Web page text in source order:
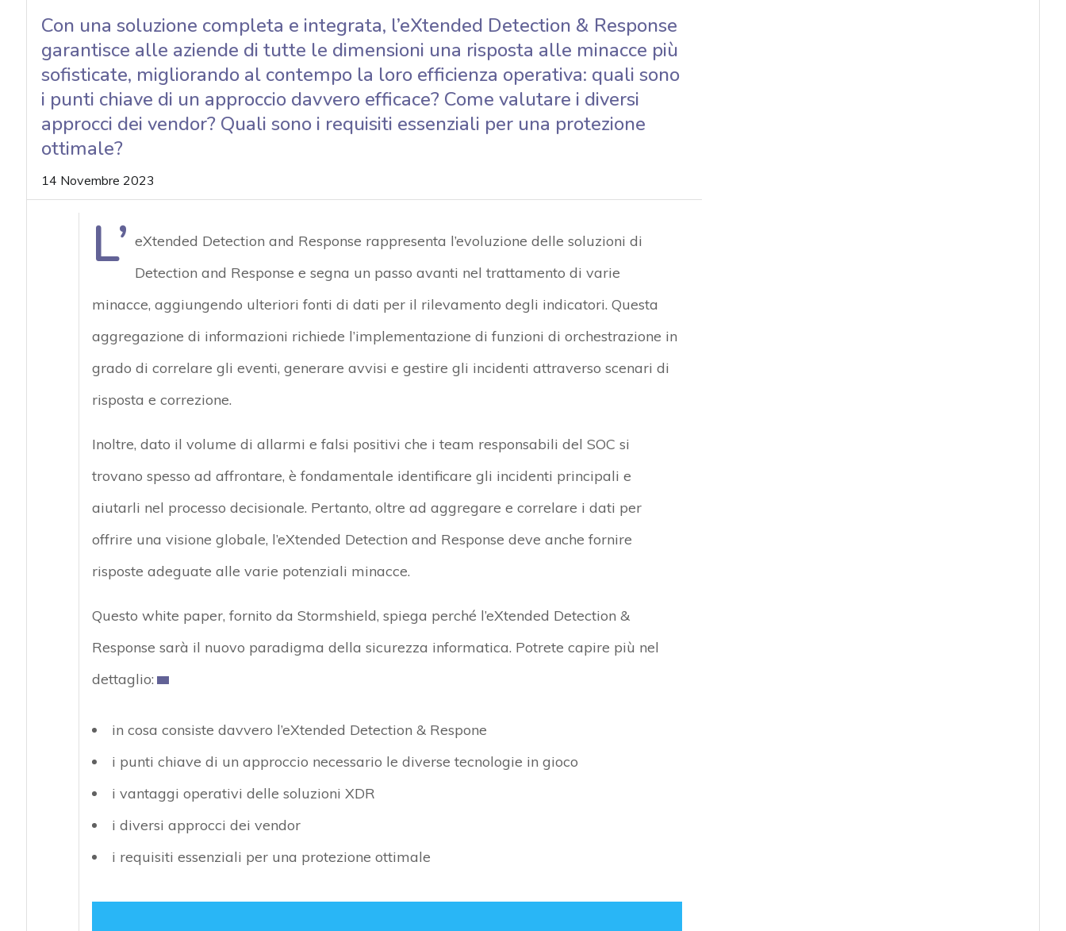
Con una soluzione completa e integrata, l’eXtended Detection & Response
garantisce alle aziende di tutte le dimensioni una risposta alle minacce più
sofisticate, migliorando al contempo la loro efficienza operativa: quali sono
i punti chiave di un approccio davvero efficace? Come valutare i diversi
approcci dei vendor? Quali sono i requisiti essenziali per una protezione
ottimale?
14 Novembre 2023
L’ eXtended Detection and Response rappresenta l’evoluzione delle soluzioni di
Detection and Response e segna un passo avanti nel trattamento di varie
minacce, aggiungendo ulteriori fonti di dati per il rilevamento degli indicatori. Questa
aggregazione di informazioni richiede l’implementazione di funzioni di orchestrazione in
grado di correlare gli eventi, generare avvisi e gestire gli incidenti attraverso scenari di
risposta e correzione.
Inoltre, dato il volume di allarmi e falsi positivi che i team responsabili del SOC si
trovano spesso ad affrontare, è fondamentale identificare gli incidenti principali e
aiutarli nel processo decisionale. Pertanto, oltre ad aggregare e correlare i dati per
offrire una visione globale, l’eXtended Detection and Response deve anche fornire
risposte adeguate alle varie potenziali minacce.
Questo white paper, fornito da Stormshield, spiega perché l’eXtended Detection &
Response sarà il nuovo paradigma della sicurezza informatica. Potrete capire più nel
dettaglio:
in cosa consiste davvero l’eXtended Detection & Respone
i punti chiave di un approccio necessario le diverse tecnologie in gioco
i vantaggi operativi delle soluzioni XDR
i diversi approcci dei vendor
i requisiti essenziali per una protezione ottimale